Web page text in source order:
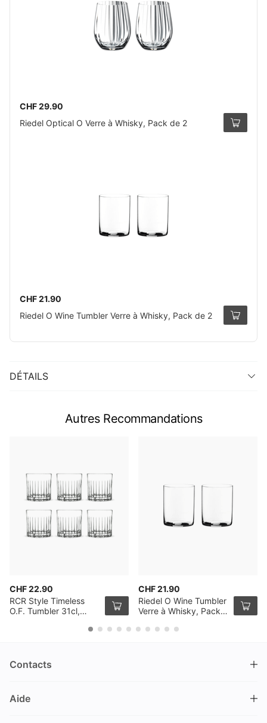
CHF 29.90
Riedel Optical O Verre à Whisky, Pack de 2
CHF 21.90
Riedel O Wine Tumbler Verre à Whisky, Pack de 2
DÉTAILS
Autres Recommandations
CHF 22.90
RCR Style Timeless
O.F. Tumbler 31cl,
CHF 21.90
Riedel O Wine Tumbler
Verre à Whisky, Pack
Contacts
Nüschelerstrasse 35
Aide